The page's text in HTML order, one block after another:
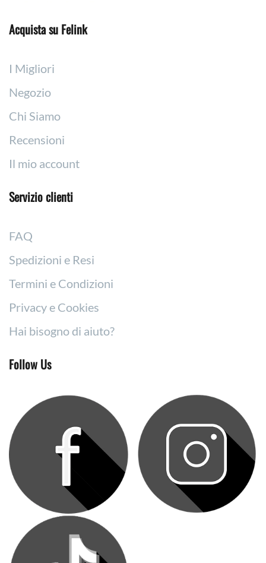
Acquista su Felink
I Migliori
Negozio
Chi Siamo
Recensioni
Il mio account
Servizio clienti
FAQ
Spedizioni e Resi
Termini e Condizioni
Privacy e Cookies
Hai bisogno di aiuto?
Follow Us